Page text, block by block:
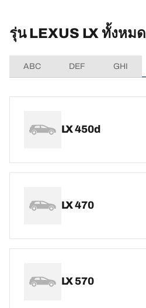
รุ่น LEXUS LX ทั้งหมด
ABC DEF GHI
LX 450d
LX 470
LX 570